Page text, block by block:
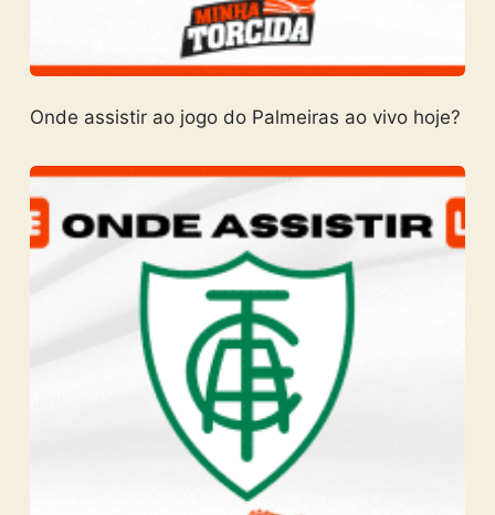
Onde assistir ao jogo do Palmeiras ao vivo hoje?